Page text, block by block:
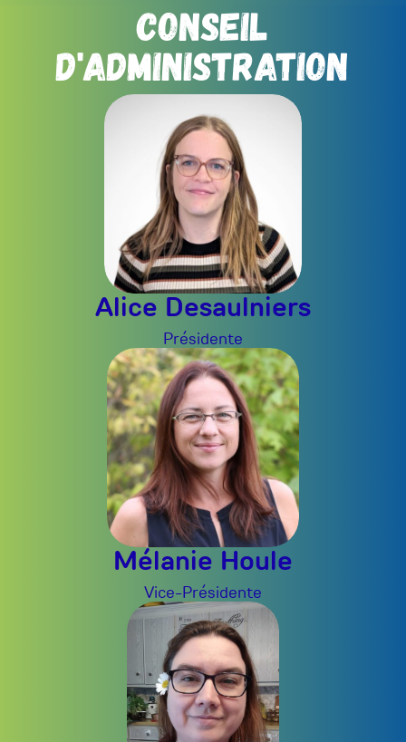
CONSEIL
D'ADMINISTRATION
Alice Desaulniers
Présidente
Mélanie Houle
Vice-Présidente